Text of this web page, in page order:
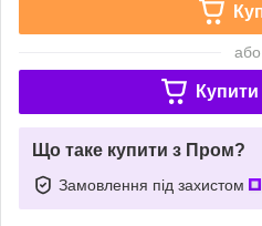
або
Купити
Що таке купити з Пром?
Замовлення під захистом